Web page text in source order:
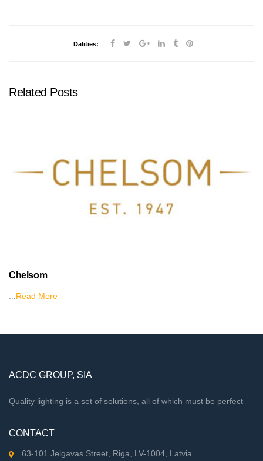
Dalīties:
Related Posts
Chelsom
Read More
ACDC GROUP, SIA
Quality lighting is a set of solutions, all of which must be perfect
CONTACT
63-101 Jelgavas Street, Riga, LV-1004, Latvia